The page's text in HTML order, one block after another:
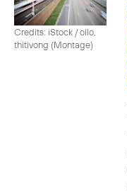
Credits: iStock / ollo,
thitivong (Montage)